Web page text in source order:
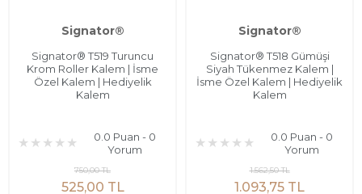
Signator®
Signator® T519 Turuncu
Krom Roller Kalem | İsme
Özel Kalem | Hediyelik
Kalem
0.0 Puan - 0
Yorum
525,00 TL
750,00 TL
Signator®
Signator® T518 Gümüşi
Siyah Tükenmez Kalem |
İsme Özel Kalem | Hediyelik
Kalem
0.0 Puan - 0
Yorum
1.093,75 TL
1.562,50 TL